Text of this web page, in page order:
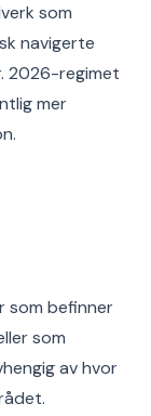
som
navigerte
2026-regimet
mer
som befinner
som
av hvor